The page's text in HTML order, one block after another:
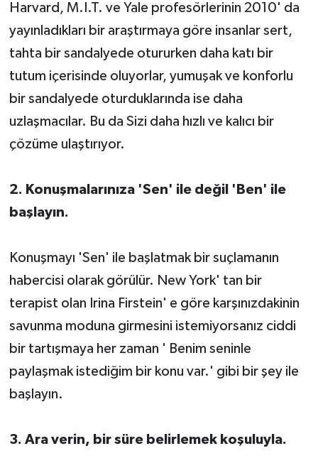
Harvard, M.I.T. ve Yale profesörlerinin 2010' da
yayınladıkları bir araştırmaya göre insanlar sert,
tahta bir sandalyede otururken daha katı bir
tutum içerisinde oluyorlar, yumuşak ve konforlu
bir sandalyede oturduklarında ise daha
uzlaşmacılar. Bu da Sizi daha hızlı ve kalıcı bir
çözüme ulaştırıyor.
2. Konuşmalarınıza 'Sen' ile değil 'Ben' ile
başlayın.
Konuşmayı 'Sen' ile başlatmak bir suçlamanın
habercisi olarak görülür. New York' tan bir
terapist olan Irina Firstein' e göre karşınızdakinin
savunma moduna girmesini istemiyorsanız ciddi
bir tartışmaya her zaman ' Benim seninle
paylaşmak istediğim bir konu var.' gibi bir şey ile
başlayın.
3. Ara verin, bir süre belirlemek koşuluyla.